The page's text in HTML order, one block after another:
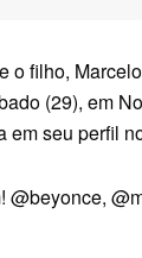
o filho,
(29), em
em seu perfil
@beyonce,